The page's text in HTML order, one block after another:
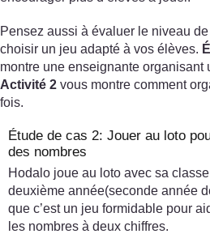
Pensez aussi à évaluer le niveau
choisir un jeu adapté à vos élèves.
montre une enseignante organisant
Activité 2 vous montre comment
fois.
Étude de cas 2: Jouer au loto
des nombres
Hodalo joue au loto avec sa
deuxième année(seconde année
que c’est un jeu formidable pour
les nombres à deux chiffres.